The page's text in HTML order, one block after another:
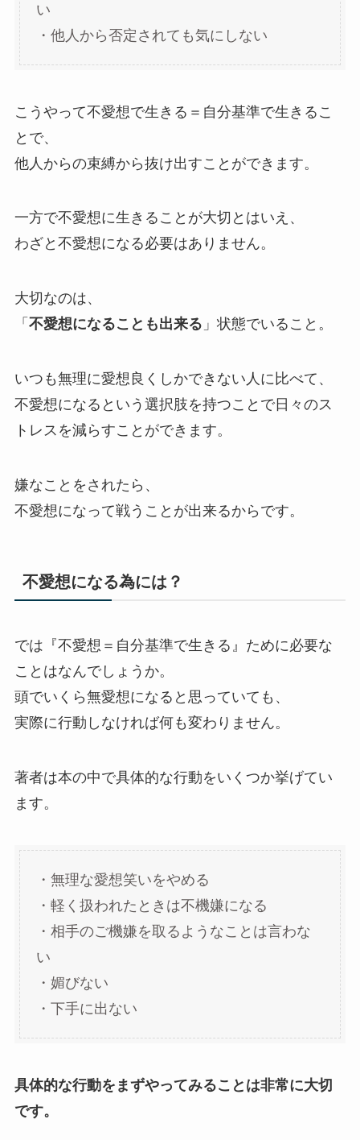
い
・他人から否定されても気にしない
こうやって不愛想で生きる＝自分基準で生きるこ
とで、
他人からの束縛から抜け出すことができます。
一方で不愛想に生きることが大切とはいえ、
わざと不愛想になる必要はありません。
大切なのは、
「 不愛想になることも出来る 」状態でいること。
いつも無理に愛想良くしかできない人に比べて、
不愛想になるという選択肢を持つことで日々のス
トレスを減らすことができます。
嫌なことをされたら、
不愛想になって戦うことが出来るからです。
不愛想になる為には？
では『不愛想＝自分基準で生きる』ために必要な
ことはなんでしょうか。
頭でいくら無愛想になると思っていても、
実際に行動しなければ何も変わりません。
著者は本の中で具体的な行動をいくつか挙げてい
ます。
・無理な愛想笑いをやめる
・軽く扱われたときは不機嫌になる
・相手のご機嫌を取るようなことは言わな
い
・媚びない
・下手に出ない
具体的な行動をまずやってみることは非常に大切
です。